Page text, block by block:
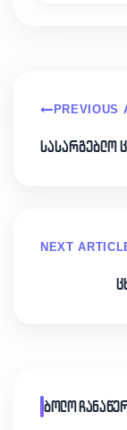
PREVIOUS
სასარგებლო
NEXT
ბოლო